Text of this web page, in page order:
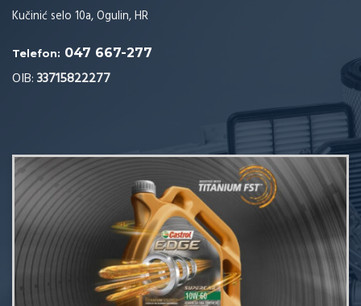
Kučinić selo 10a, Ogulin, HR
Telefon: 047 667-277
OIB:33715822277